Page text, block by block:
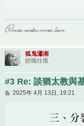
Omnia vanitas omnia licere.
狐鬼瀟湘
皓魄往復
#3 Re: 談猶太教與
文
2025年 4月 13日, 19:21
三、分